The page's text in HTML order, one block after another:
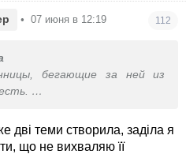
• 07 июня в 12:19 112
бегающие за ней из
доказать, что вот их
у неё.
дві теми створила, заділа я
що не вихваляю її